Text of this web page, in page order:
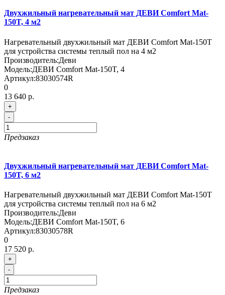
Двухжильный нагревательный мат ДЕВИ Comfort Mat-
150T, 4 м2
Нагревательный двухжильный мат ДЕВИ Comfort Mat-150T
для устройства системы теплый пол на 4 м2
Производитель:Деви
Модель:ДЕВИ Comfort Mat-150T, 4
Артикул:83030574R
0
13 640 р.
+
-
Предзаказ
Двухжильный нагревательный мат ДЕВИ Comfort Mat-
150T, 6 м2
Нагревательный двухжильный мат ДЕВИ Comfort Mat-150T
для устройства системы теплый пол на 6 м2
Производитель:Деви
Модель:ДЕВИ Comfort Mat-150T, 6
Артикул:83030578R
0
17 520 р.
+
-
Предзаказ